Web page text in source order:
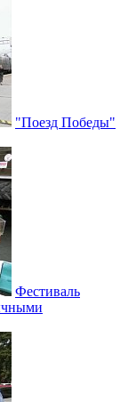
"Поезд Победы"
Фестиваль